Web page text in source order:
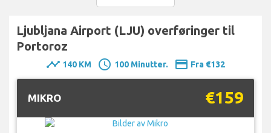
Ljubljana Airport (LJU) overføringer til
Portoroz
timeline 140 KM schedule 100 Minutter. payment Fra €132
MIKRO €159